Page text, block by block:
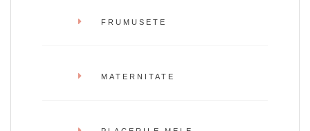
FRUMUSETE
MATERNITATE